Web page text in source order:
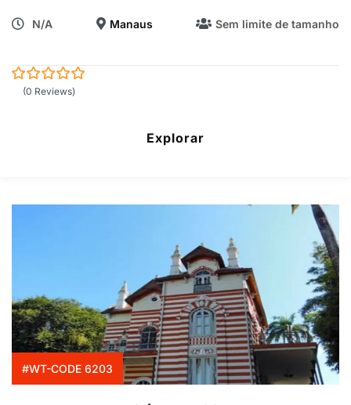
N/A Manaus Sem limite de tamanho
(0 Reviews)
Explorar
#WT-CODE 6203